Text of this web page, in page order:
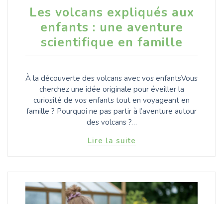
Les volcans expliqués aux
enfants : une aventure
scientifique en famille
À la découverte des volcans avec vos enfantsVous
cherchez une idée originale pour éveiller la
curiosité de vos enfants tout en voyageant en
famille ? Pourquoi ne pas partir à l’aventure autour
des volcans ?…
Lire la suite